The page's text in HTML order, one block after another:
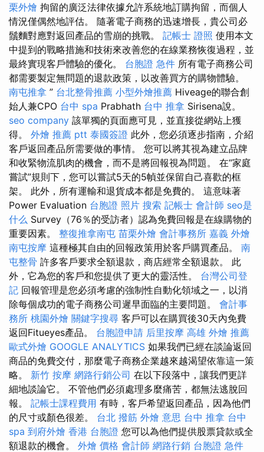
栗外燴 拘留的廣泛法律依據允許系統地訂購拘留，而個人
情況僅偶然地評估。 隨著電子商務的迅速增長，貴公司必
鬚麵對應對返回產品的雪崩的挑戰。 記帳士 證照 使用本文
中提到的戰略措施和技術來改善您的在線業務恢復過程，並
最終實現客戶體驗的優化。 台胞證 急件 所有電子商務公司
都需要製定無問題的退款政策，以改善買方的購物體驗。
南屯推拿 ” 台北整骨推薦 小型外燴推薦 Hiveage的聯合創
始人兼CPO 台中 spa Prabhath 台中 推拿 Sirisena說。
seo company 該單獨的頁面應可見，並直接從網站上獲
得。 外燴 推薦 ptt 泰國簽證 此外，您必須逐步指南，介紹
客戶返回產品所需要做的事情。 您可以將其視為建立品牌
和收緊物流肌肉的機會，而不是將回報視為問題。 在“家庭
嘗試”規則下，您可以嘗試5天的5幀並保留自己喜歡的框
架。 此外，所有運輸和退貨成本都是免費的。 這意味著
Power Evaluation 台胞證 照片 搜索 記帳士 會計師 seo是
什么 Survey（76％的受訪者）認為免費回報是在線購物的
重要因素。 整復推拿南屯 苗栗外燴 會計事務所 嘉義 外燴
南屯按摩 這種極其自由的回報政策用於客戶購買產品。 南
屯整骨 許多客戶要求全額退款，商店經常全額退款。 此
外，它為您的客戶和您提供了更大的靈活性。 台灣公司登
記 回報管理是您必須考慮的強制性自動化領域之一，以消
除每個成功的電子商務公司遲早面臨的主要問題。 會計事
務所 桃園外燴 關鍵字搜尋 客戶可以在購買後30天內免費
返回Fitueyes產品。 台胞證申請 后里按摩 高雄 外燴 推薦
歐式外燴 GOOGLE ANALYTICS 如果我們已經在談論返回
商品的免費交付，那麼電子商務企業越來越渴望依靠這一策
略。 新竹 按摩 網路行銷公司 在以下段落中，讓我們更詳
細地談論它。 不管他們必須處理多麼痛苦，都無法逃脫回
報。 記帳士課程費用 有時，客戶希望返回產品，因為他們
的尺寸或顏色很差。 台北 撥筋 外燴 意思 台中 推拿 台中
spa 到府外燴 香港 台胞證 您可以為他們提供股票貸款或全
額退款的機會。 外燴 價格 會計師 網路行銷 台胞證 急件